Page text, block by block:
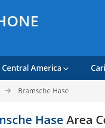
Central America
Bramsche Hase
Hase Area